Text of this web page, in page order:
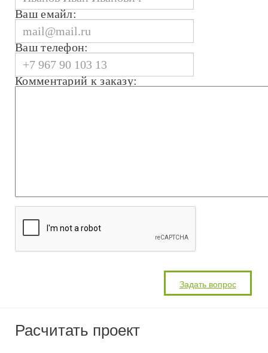
Ваш емайл:
Ваш телефон:
Комментарий к заказу:
Расчитать проект